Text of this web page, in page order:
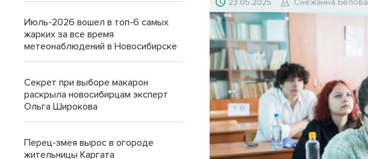
23.05.2025 Снежанна Белова
Июль-2026 вошел в топ-6 самых
жарких за все время
метеонаблюдений в Новосибирске
Секрет при выборе макарон
раскрыла новосибирцам эксперт
Ольга Широкова
Перец-змея вырос в огороде
жительницы Каргата